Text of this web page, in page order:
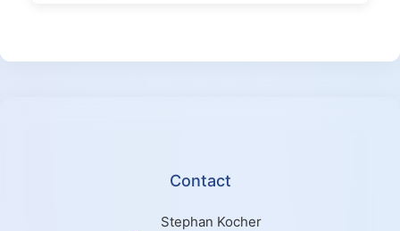
Contact
Stephan Kocher